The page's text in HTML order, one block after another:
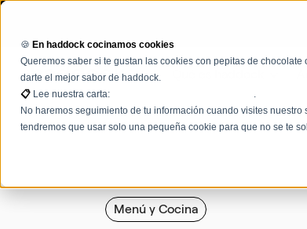
🍪 En haddock cocinamos cookies
Queremos saber si te gustan las cookies con pepitas de
darte el mejor sabor de haddock.
📋 Lee nuestra carta:
.
No haremos seguimiento de tu información cuando visites
tendremos que usar solo una pequeña cookie para que no se te
Menú y Cocina